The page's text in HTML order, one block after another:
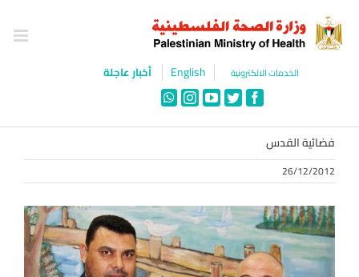
content
الخدمات الالكترونية English أخبار عاجلة
Facebook
Twitter
YouTube
Instagram
WhatsApp
فضائية القدس
26/12/2012